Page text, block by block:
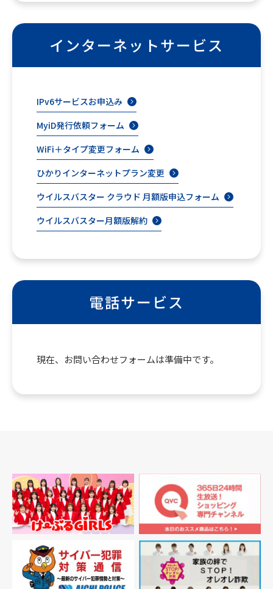
インターネットサービス
IPv6サービスお申込み
MyiD発行依頼フォーム
WiFi＋タイプ変更フォーム
ひかりインターネットプラン変更
ウイルスバスター クラウド 月額版申込フォーム
ウイルスバスター月額版解約
電話サービス
現在、お問い合わせフォームは準備中です。